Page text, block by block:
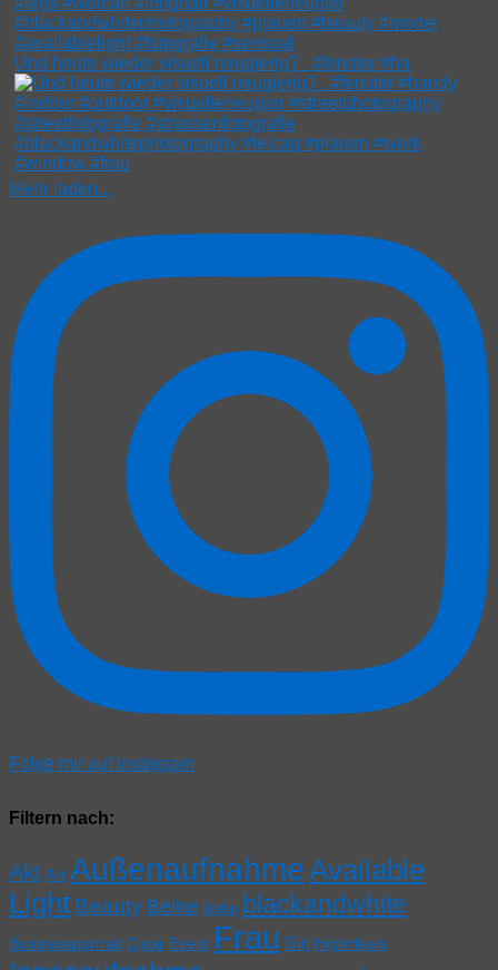
Und heute wieder visuell neugierig? . #fenster #ha
Mehr laden...
Folge mir auf Instagram
Filtern nach:
Akt Art AußenaufnahmeAvailable
Light Beauty Beine Berlin blackandwhite
Businessportrait Cigar Event Frau Girl HighHeels